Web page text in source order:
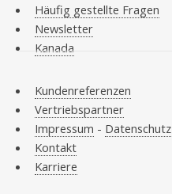
Häufig gestellte Fragen
Newsletter
Kanada
Kundenreferenzen
Vertriebspartner
Impressum - Datenschutz
Kontakt
Karriere